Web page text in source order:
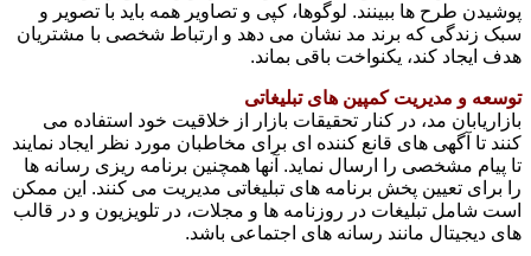
پوشیدن طرح ها ببینند. لوگوها، کپی و تصاویر همه باید با تصویر و
سبک زندگی که برند مد نشان می دهد و ارتباط شخصی با مشتریان
هدف ایجاد کند، یکنواخت باقی بماند.
توسعه و مدیریت کمپین های تبلیغاتی
بازاریابان مد، در کنار تحقیقات بازار از خلاقیت خود استفاده می
کنند تا آگهی های قانع کننده ای برای مخاطبان مورد نظر ایجاد نمایند
تا پیام مشخصی را ارسال نماید. آنها همچنین برنامه ریزی رسانه ها
را برای تعیین پخش برنامه های تبلیغاتی مدیریت می کنند. این ممکن
است شامل تبلیغات در روزنامه ها و مجلات، در تلویزیون و در قالب
های دیجیتال مانند رسانه های اجتماعی باشد.